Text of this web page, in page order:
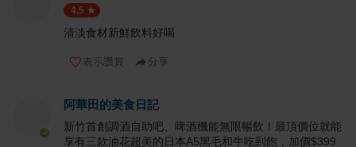
4.5
清淡食材新鮮飲料好喝
表示讚賞 分享
阿華田的美食日記
新竹首創調酒自助吧、啤酒機能無限暢飲！最頂價位就能
享有三款油花超美的日本A5黑毛和牛吃到飽，加價$399